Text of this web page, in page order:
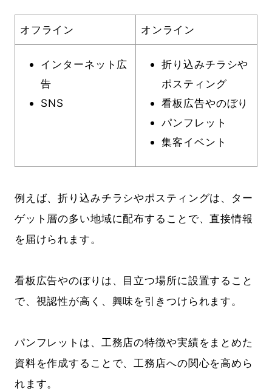
オフライン オンライン
インターネット広
告
SNS
折り込みチラシや
ポスティング
看板広告やのぼり
パンフレット
集客イベント
例えば、折り込みチラシやポスティングは、ター
ゲット層の多い地域に配布することで、直接情報
を届けられます。
看板広告やのぼりは、目立つ場所に設置すること
で、視認性が高く、興味を引きつけられます。
パンフレットは、工務店の特徴や実績をまとめた
資料を作成することで、工務店への関心を高めら
れます。